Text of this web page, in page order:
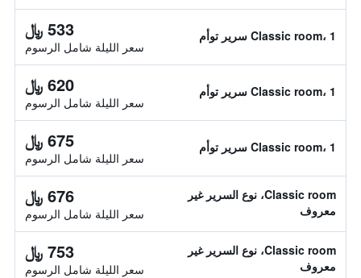
Classic room، 1 سرير توأم 533 ﷼
سعر الليلة شامل الرسوم
Classic room، 1 سرير توأم 620 ﷼
سعر الليلة شامل الرسوم
Classic room، 1 سرير توأم 675 ﷼
سعر الليلة شامل الرسوم
Classic room، نوع السرير غير
معروف
676 ﷼
سعر الليلة شامل الرسوم
Classic room، نوع السرير غير
معروف
753 ﷼
سعر الليلة شامل الرسوم